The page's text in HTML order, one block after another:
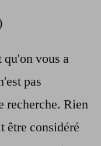
qu'on vous a
pas
recherche. Rien
être considéré